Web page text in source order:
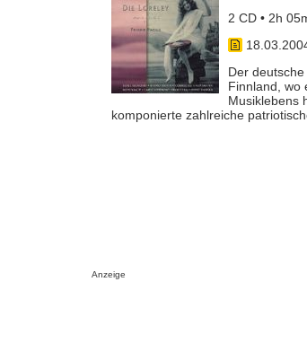
2 CD • 2h
Der
Finnland, wo
Musiklebens
komponierte zahlreiche
Anzeige